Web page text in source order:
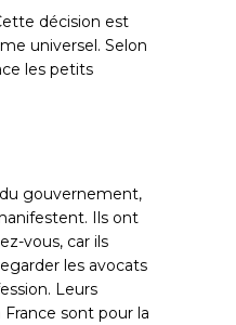
décision est
universel. Selon
les petits
gouvernement,
Ils ont
vous, car ils
les avocats
Leurs
sont pour la